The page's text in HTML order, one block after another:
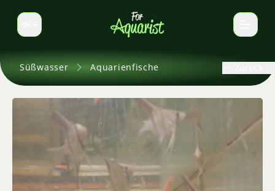
Sprache wechseln
Süßwasser Aquarienfische